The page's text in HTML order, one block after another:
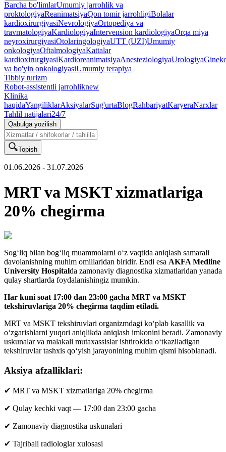
Barcha bo'limlarUmumiy jarrohlik va
proktologiyaReanimatsiyaQon tomir jarrohligiBolalar
kardioxirurgiyasiNevrologiyaOrtopediya va
travmatologiyaKardiologiyaIntervension kardiologiyaOrqa miya
neyroxirurgiyasiOtolaringologiyaUTT (UZI)Umumiy
onkologiyaOftalmologiyaKattalar
kardioxirurgiyasiKardioreanimatsiyaAnesteziologiyaUrologiya
va bo'yin onkologiyasiUmumiy terapiya
Tibbiy turizm
Robot-assistentli jarrohliknew
Klinika
haqidaYangiliklarAksiyalarSug'urtaBlogRahbariyatKaryeraNarxlar
Tahlil natijalari24/7
Qabulga yozilish
Topish
01.06.2026 - 31.07.2026
MRT va MSKT xizmatlariga
20% chegirma
Sog‘liq bilan bog‘liq muammolarni o‘z vaqtida aniqlash samarali
davolanishning muhim omillaridan biridir. Endi esa AKFA Medline
University Hospitalda zamonaviy diagnostika xizmatlaridan yanada
qulay shartlarda foydalanishingiz mumkin.
Har kuni soat 17:00 dan 23:00 gacha MRT va MSKT
tekshiruvlariga 20% chegirma taqdim etiladi.
MRT va MSKT tekshiruvlari organizmdagi ko‘plab kasallik va
o‘zgarishlarni yuqori aniqlikda aniqlash imkonini beradi. Zamonaviy
uskunalar va malakali mutaxassislar ishtirokida o‘tkaziladigan
tekshiruvlar tashxis qo‘yish jarayonining muhim qismi hisoblanadi.
Aksiya afzalliklari:
✔ MRT va MSKT xizmatlariga 20% chegirma
✔ Qulay kechki vaqt — 17:00 dan 23:00 gacha
✔ Zamonaviy diagnostika uskunalari
✔ Tajribali radiologlar xulosasi